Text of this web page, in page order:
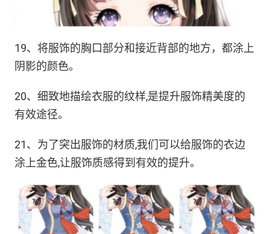
19、将服饰的胸口部分和接近背部的地方，都涂上
阴影的颜色。
20、细致地描绘衣服的纹样,是提升服饰精美度的
有效途径。
21、为了突出服饰的材质,我们可以给服饰的衣边
涂上金色,让服饰质感得到有效的提升。